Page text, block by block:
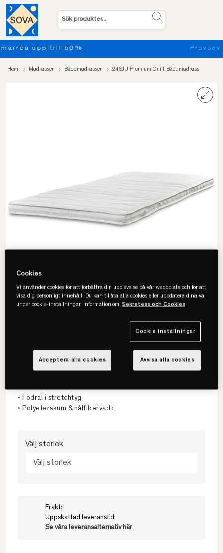
Provsov upp till 100 nätter. Läs
Hem Madrasser Bäddmadrasser 24SJU Premium Quilt Bäddmadrass
24SJU
Premium Quilt Bäddmadrass
• Finns i flera storlekar
• Fodral i stretchtyg
• Polyeterskum & hålfibervadd
Välj storlek
Välj storlek
Frakt:
Uppskattad leveranstid:
Se våra leveransalternativ här
Cookies
Vi använder cookies för att förbättra din upplevelse på vår webbplats och för att
visa dig personligt innehåll. Du kan tillåta alla cookies eller uppdatera dina val
under cookie-inställningar. Information om Sekretess och Cookies
Cookie inställningar
Avvisa alla cookies
Acceptera alla cookies